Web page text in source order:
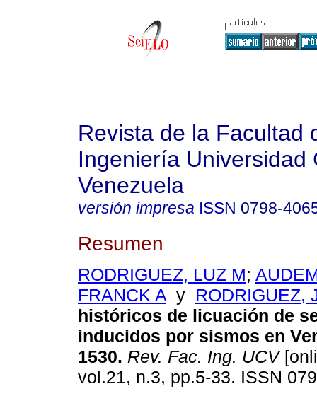
Revista de la Facultad
Ingeniería Universidad
Venezuela
versión impresa ISSN 0798-
Resumen
RODRIGUEZ, LUZ M;
FRANCK A y RODRIGUEZ,
históricos de licuación de
inducidos por sismos en
1530. Rev. Fac. Ing. UCV
vol.21, n.3, pp.5-33. ISSN